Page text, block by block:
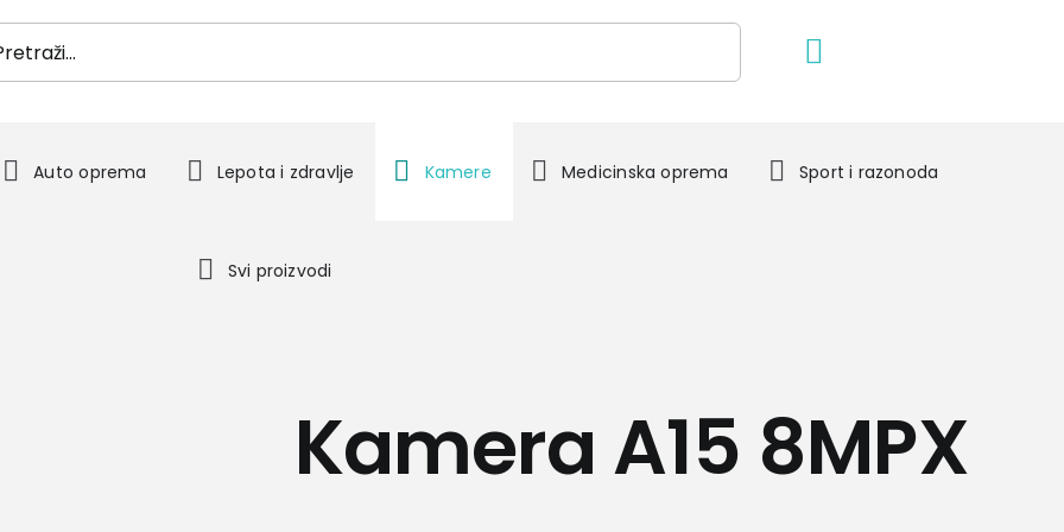
Auto oprema Lepota i zdravlje Kamere Medicinska oprema Sport i razonoda
Svi proizvodi
Kamera A15 8MPX